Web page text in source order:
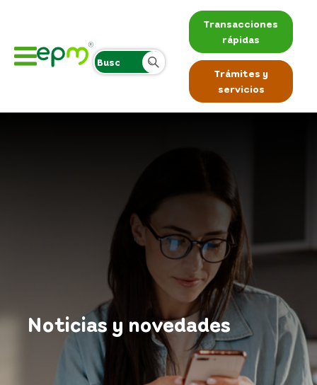
Transacciones
rápidas
Trámites y
servicios
Noticias y novedades